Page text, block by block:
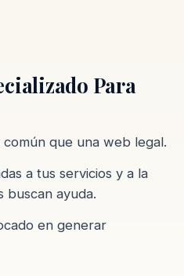
Para
que una web legal.
a tus servicios y a la
buscan ayuda.
en generar